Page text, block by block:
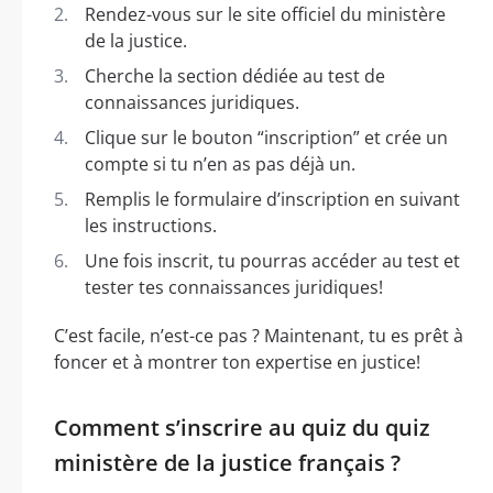
Rendez-vous sur le site officiel du ministère
de la justice.
Cherche la section dédiée au test de
connaissances juridiques.
Clique sur le bouton “inscription” et crée un
compte si tu n’en as pas déjà un.
Remplis le formulaire d’inscription en suivant
les instructions.
Une fois inscrit, tu pourras accéder au test et
tester tes connaissances juridiques!
C’est facile, n’est-ce pas ? Maintenant, tu es prêt à
foncer et à montrer ton expertise en justice!
Comment s’inscrire au quiz du quiz
ministère de la justice français ?